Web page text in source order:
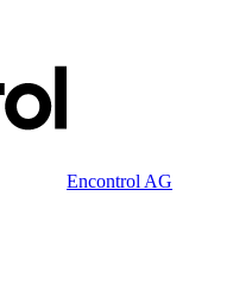
Encontrol AG